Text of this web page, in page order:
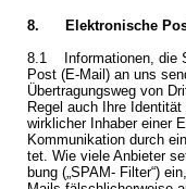
8. Elek­tro­ni­sche Post
8.1 In­for­ma­tio­nen, die
Post (E-Mail) an uns
Über­tra­gungs­weg von
Regel auch Ihre
wirk­li­cher In­ha­ber einer
Kom­mu­ni­ka­ti­on durch
tet. Wie viele An­bie­ter
bung („SPAM- Fil­ter“)